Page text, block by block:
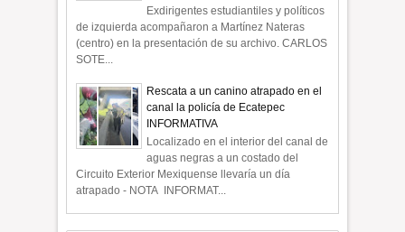
Exdirigentes estudiantiles y políticos
de izquierda acompañaron a Martínez Nateras
(centro) en la presentación de su archivo. CARLOS
SOTE...
Rescata a un canino atrapado en el
canal la policía de Ecatepec
INFORMATIVA
Localizado en el interior del canal de
aguas negras a un costado del
Circuito Exterior Mexiquense llevaría un día
atrapado - NOTA INFORMAT...